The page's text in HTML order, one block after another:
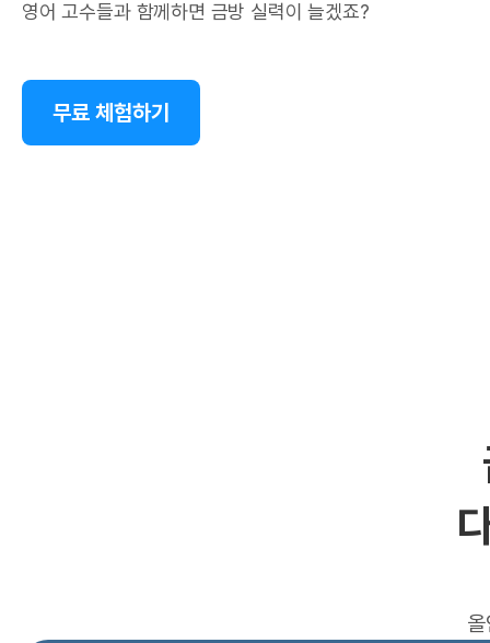
영어 고수들과 함께하면 금방 실력이 늘겠죠?
무료 체험하기